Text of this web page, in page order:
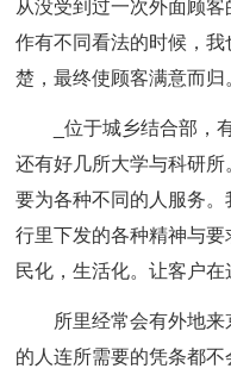
从没受到过一次外面顾
作有不同看法的时候，
楚，最终使顾客满意而归
_位于城乡结合部，
还有好几所大学与科研
要为各种不同的人服务
行里下发的各种精神与
民化，生活化。让客户在
所里经常会有外地
的人连所需要的凭条都